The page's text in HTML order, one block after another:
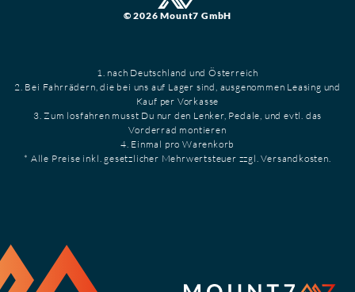
© 2026 Mount7 GmbH
1. nach Deutschland und Österreich
2. Bei Fahrrädern, die bei uns auf Lager sind, ausgenommen Leasing und
Kauf per Vorkasse
3. Zum losfahren musst Du nur den Lenker, Pedale, und evtl. das
Vorderrad montieren
4. Einmal pro Warenkorb
* Alle Preise inkl. gesetzlicher Mehrwertsteuer zzgl. Versandkosten.